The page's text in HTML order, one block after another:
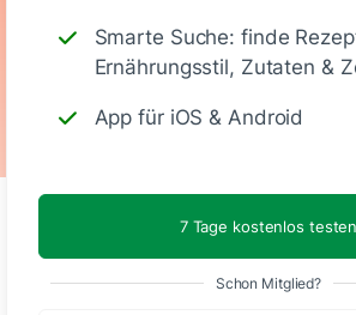
Smarte Suche: finde
Ernährungsstil, Zutaten &
App für iOS & Android
7 Tage kostenlos testen
Schon Mitglied?
Kalorien Eiweiß KH
Kommentare